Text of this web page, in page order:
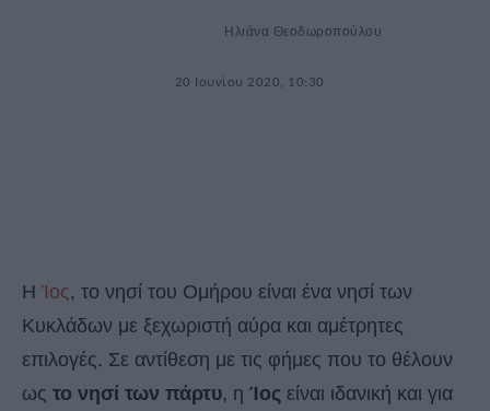
Ηλιάνα Θεοδωροπούλου
20 Ιουνίου 2020, 10:30
Η Ίος, το νησί του Ομήρου είναι ένα νησί των
Κυκλάδων με ξεχωριστή αύρα και αμέτρητες
επιλογές. Σε αντίθεση με τις φήμες που το θέλουν
ως το νησί των πάρτυ, η Ίος είναι ιδανική και για